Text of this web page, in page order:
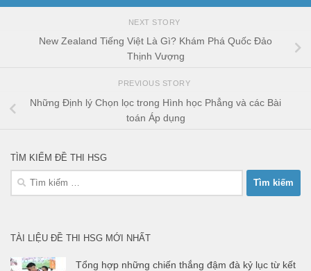
NEXT STORY
New Zealand Tiếng Việt Là Gì? Khám Phá Quốc Đảo
Thịnh Vượng
PREVIOUS STORY
Những Định lý Chọn lọc trong Hình học Phẳng và các Bài
toán Áp dụng
TÌM KIẾM ĐỀ THI HSG
Tìm
TÀI LIỆU ĐỀ THI HSG MỚI NHẤT
Tổng hợp những chiến thắng đậm đà kỷ lục từ kết